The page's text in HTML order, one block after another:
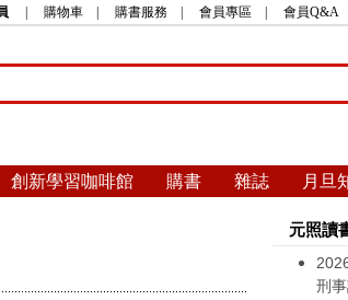
購物車 購書服務 會員專區 會員Q&A
創新學習咖啡館 購書 雜誌 月旦
元照讀
刑